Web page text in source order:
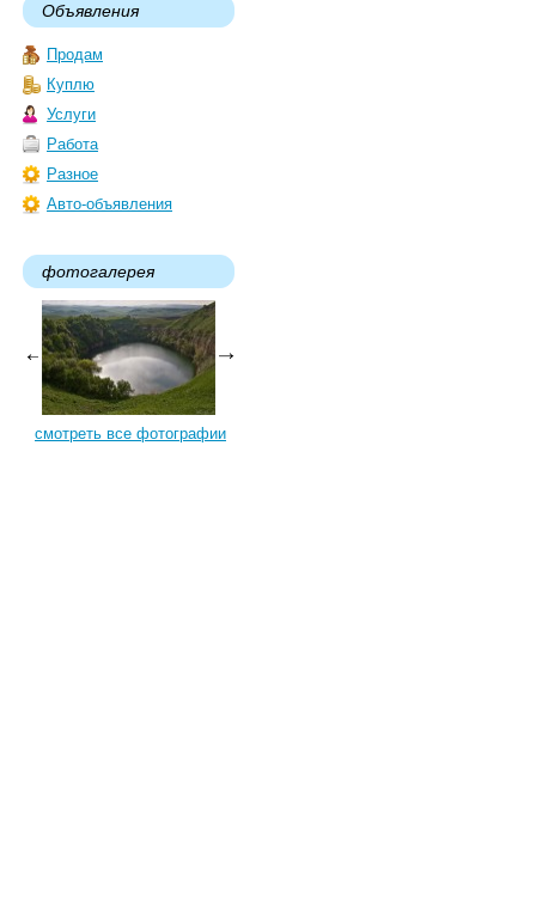
Объявления
Продам
Куплю
Услуги
Работа
Разное
Авто-объявления
фотогалерея
смотреть все фотографии